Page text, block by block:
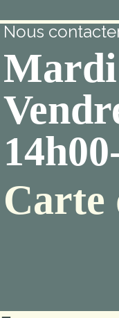
Nous
Mardi
Carte